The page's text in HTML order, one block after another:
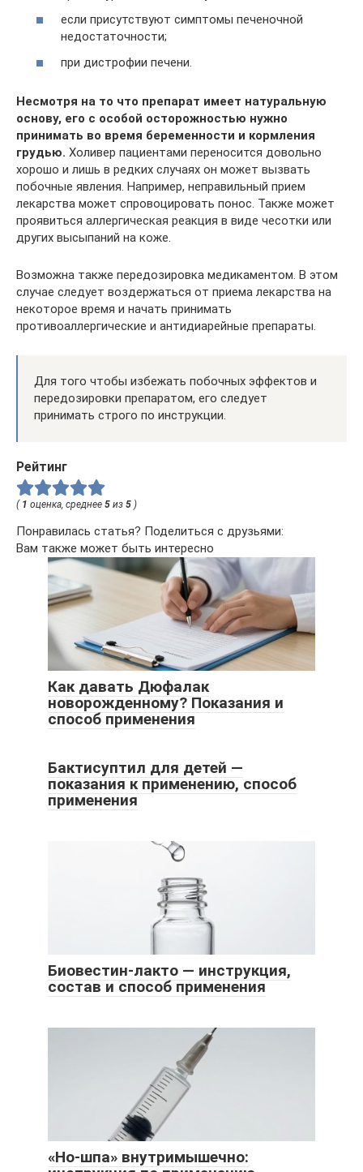
если присутствуют симптомы печеночной
недостаточности;
при дистрофии печени.
Несмотря на то что препарат имеет натуральную
основу, его с особой осторожностью нужно
принимать во время беременности и кормления
грудью. Холивер пациентами переносится довольно
хорошо и лишь в редких случаях он может вызвать
побочные явления. Например, неправильный прием
лекарства может спровоцировать понос. Также может
проявиться аллергическая реакция в виде чесотки или
других высыпаний на коже.
Возможна также передозировка медикаментом. В этом
случае следует воздержаться от приема лекарства на
некоторое время и начать принимать
противоаллергические и антидиарейные препараты.
Для того чтобы избежать побочных эффектов и
передозировки препаратом, его следует
принимать строго по инструкции.
Рейтинг
( 1 оценка, среднее 5 из 5 )
Понравилась статья? Поделиться с друзьями:
Вам также может быть интересно
Как давать Дюфалак
новорожденному? Показания и
способ применения
Бактисуптил для детей —
показания к применению, способ
применения
Биовестин-лакто — инструкция,
состав и способ применения
«Но-шпа» внутримышечно: